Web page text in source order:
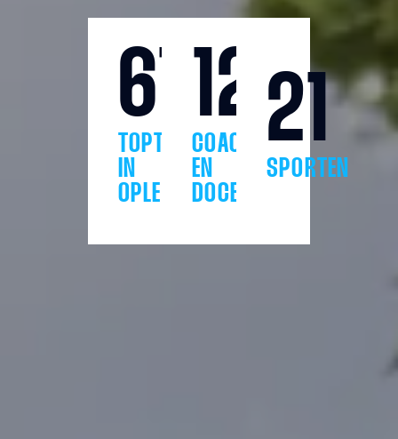
610
TOPTALENTEN
IN
OPLEIDING
125
COACHES
EN
DOCENTEN
21
SPORTEN